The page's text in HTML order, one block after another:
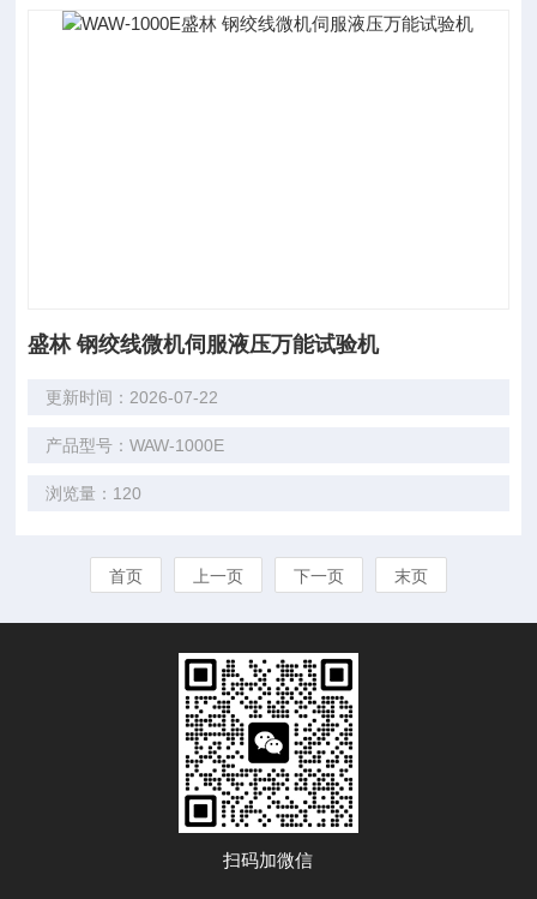
盛林 钢绞线微机伺服液压万能试验机
更新时间：2026-07-22
产品型号：WAW-1000E
浏览量：120
首页 上一页 下一页 末页
扫码加微信